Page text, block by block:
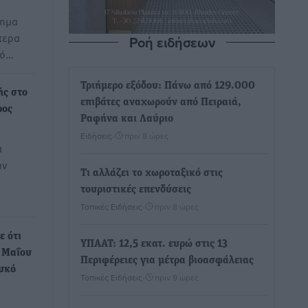
στο
ότι
Μαΐου
Ροή ειδήσεων
Τριήμερο εξόδου: Πάνω από 129.000
επιβάτες αναχωρούν από Πειραιά,
Ραφήνα και Λαύριο
Ειδήσεις πριν 8 ώρες
Τι αλλάζει το χωροταξικό στις
τουριστικές επενδύσεις
Τοπικές Ειδήσεις πριν 8 ώρες
ΥΠΑΑΤ: 12,5 εκατ. ευρώ στις 13
Περιφέρειες για μέτρα βιοασφάλειας
Τοπικές Ειδήσεις πριν 9 ώρες